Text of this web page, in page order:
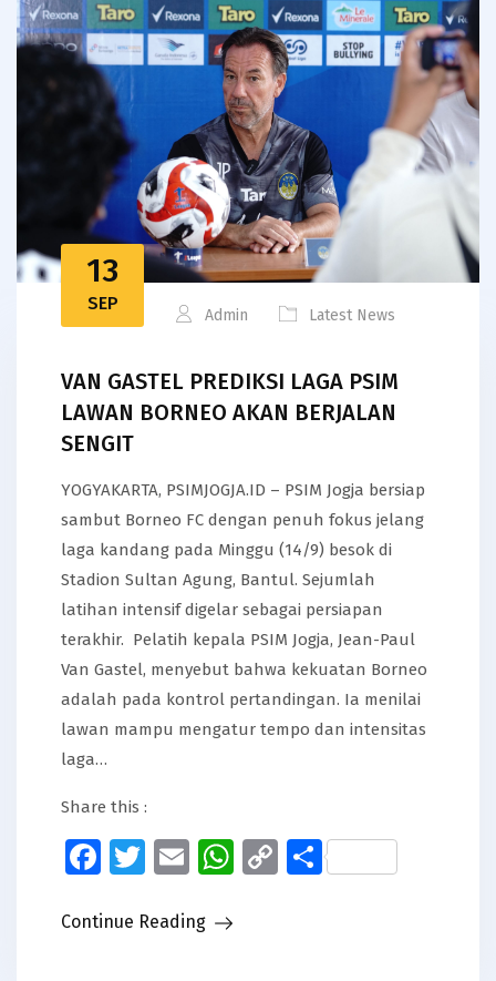
13
SEP
Admin Latest News
VAN GASTEL PREDIKSI LAGA PSIM
LAWAN BORNEO AKAN BERJALAN
SENGIT
YOGYAKARTA, PSIMJOGJA.ID – PSIM Jogja bersiap
sambut Borneo FC dengan penuh fokus jelang
laga kandang pada Minggu (14/9) besok di
Stadion Sultan Agung, Bantul. Sejumlah
latihan intensif digelar sebagai persiapan
terakhir. Pelatih kepala PSIM Jogja, Jean-Paul
Van Gastel, menyebut bahwa kekuatan Borneo
adalah pada kontrol pertandingan. Ia menilai
lawan mampu mengatur tempo dan intensitas
laga…
Share this :
Facebook
Twitter
EmailWhatsApp
CopyShare
Continue Reading